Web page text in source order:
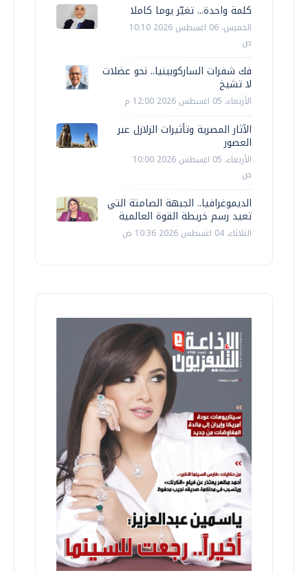
كلمة واحدة... تغيّر يوما كاملا
الخميس، 06 اغسطس 2026 10:10
ص
فك شفرات الساركوبينيا.. نحو عضلات
لا تشيخ
الأربعاء، 05 اغسطس 2026 12:00 م
الآثار المصرية وتأثيرات الزلازل عبر
العصور
الأربعاء، 05 اغسطس 2026 10:00
ص
الديموغرافيا.. الجبهة الصامتة التي
تعيد رسم خريطة القوة العالمية
الثلاثاء، 04 اغسطس 2026 10:36 ص